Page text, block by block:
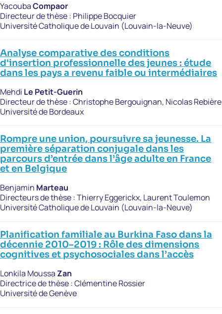
YacoubaCompaor
Directeur de thèse : Philippe Bocquier
Université Catholique de Louvain (Louvain-la-Neuve)
Analyse comparative des conditions
d'insertion professionnelle des jeunes : étude
dans les pays a revenu faible ou intermédiaires
Mehdi Le Petit-Guerin
Directeur de thèse :Christophe Bergouignan, Nicolas Rebière
Université de Bordeaux
Rompre une union, poursuivre sa jeunesse. La
première séparation conjugale dans les
parcours d’entrée dans l’âge adulte en France
et en Belgique
Benjamin Marteau
Directeurs de thèse :Thierry Eggerickx, Laurent Toulemon
Université Catholique de Louvain (Louvain-la-Neuve)
Planification familiale au Burkina Faso dans la
décennie 2010–2019 : Rôle des dimensions
cognitives et psychosociales dans l’accès
Lonkila Moussa Zan
Directrice de thèse :Clémentine Rossier
Université de Genève